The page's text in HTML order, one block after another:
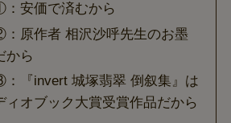
安価で済むから
原作者 相沢沙呼先生のお墨
から
『invert 城塚翡翠 倒叙集』は
ィオブック大賞受賞作品だから